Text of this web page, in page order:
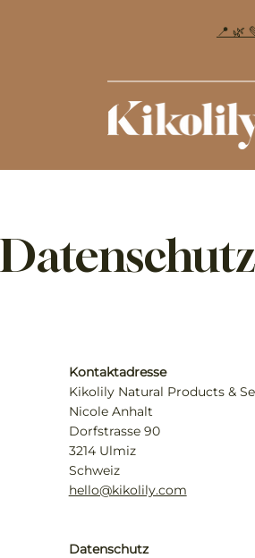
📍 🌿
Kontaktadresse
Kikolily Natural Products &
Nicole Anhalt
Dorfstrasse 90
3214 Ulmiz
Schweiz
hello@kikolily.com
Datenschutz